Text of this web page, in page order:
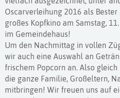
Oscarverleihung 2016 als
großes Kopfkino am Samstag,
im Gemeindehaus!
Um den Nachmittag in vollen
wir auch eine Auswahl an
frischem Popcorn an. Also
die ganze Familie, Großeltern,
mitbringen! Wir freuen uns auf